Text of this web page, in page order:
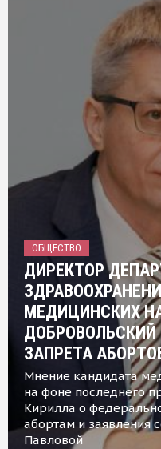
ОБЩЕСТВО
ДИРЕКТОР
МЕДИЦИНСКИХ
ЗАПРЕТА
Мнение кандидата
на фоне последнего
Кирилла о
абортам и заявления
Павловой